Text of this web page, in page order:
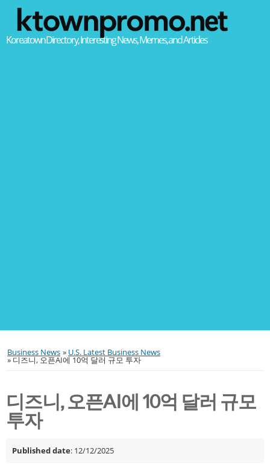
Koreatown Directory, Interesting News, Memes, and Articles
Business News » U.S. Latest Business News
»디즈니, 오픈AI에 10억 달러 규모 투자
디즈니, 오픈AI에 10억 달러 규모
투자
Published date: 12/12/2025